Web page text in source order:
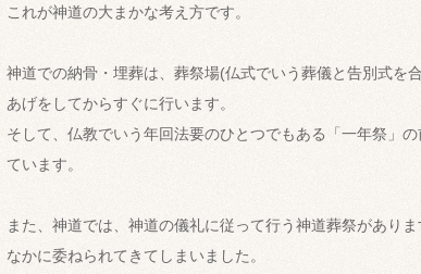
これが神道の大まかな考え方です。
神道での納骨・埋葬は、葬祭場(仏式でいう葬儀と告別式を
あげをしてからすぐに行います。
そして、仏教でいう年回法要のひとつでもある「一年祭」
ています。
また、神道では、神道の儀礼に従って行う神道葬祭があり
なかに委ねられてきてしまいました。